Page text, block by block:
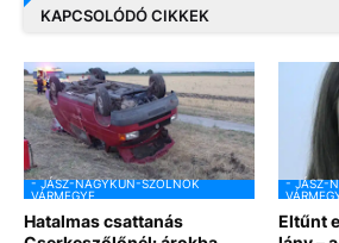
KAPCSOLÓDÓ CIKKEK
- JÁSZ-NAGYKUN-SZOLNOK
VÁRMEGYE
Hatalmas csattanás
- JÁSZ-
Eltűnt